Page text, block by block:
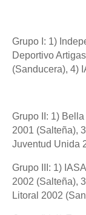
Grupo I: 1)
Deportivo
(Sanducera), 4)
Grupo II: 1)
2001 (Salteña),
Juventud Unida
Grupo III: 1)
2002 (Salteña),
Litoral 2002